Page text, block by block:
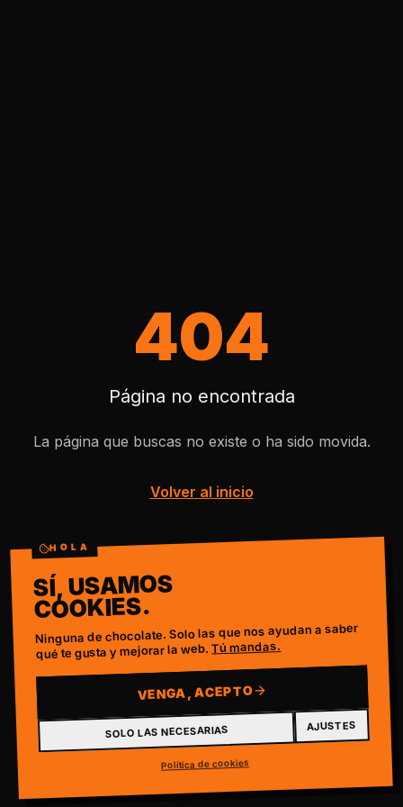
HOLA
SÍ, USAMOS
COOKIES.
Ninguna de chocolate. Solo las que nos ayudan a saber
qué te gusta y mejorar la web. Tú mandas.
VENGA, ACEPTO
SOLO LAS NECESARIAS AJUSTES
Política de cookies
404
Página no encontrada
La página que buscas no existe o ha sido movida.
Volver al inicio